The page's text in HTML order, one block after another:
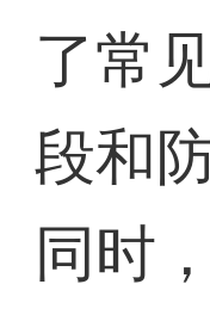
了常
段和
同时